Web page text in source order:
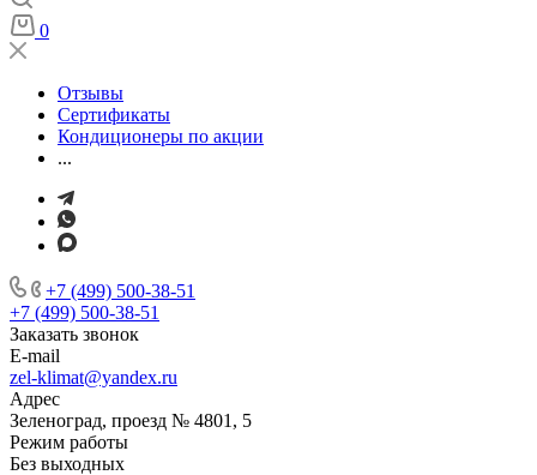
0
Отзывы
Сертификаты
Кондиционеры по акции
...
+7 (499) 500-38-51
+7 (499) 500-38-51
Заказать звонок
E-mail
zel-klimat@yandex.ru
Адрес
Зеленоград, проезд № 4801, 5
Режим работы
Без выходных